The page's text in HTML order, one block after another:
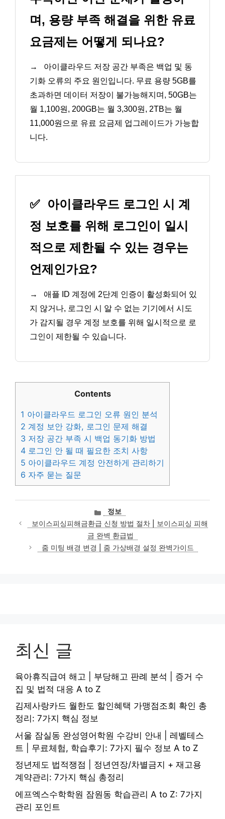
며, 용량 부족 해결을 위한 유료
요금제는 어떻게 되나요?
→
아이클라우드 저장 공간 부족은 백업 및 동
기화 오류의 주요 원인입니다. 무료 용량 5GB를
초과하면 데이터 저장이 불가능해지며, 50GB는
월 1,100원, 200GB는 월 3,300원, 2TB는 월
11,000원으로 유료 요금제 업그레이드가 가능합
니다.
✅
아이클라우드 로그인 시 계
정 보호를 위해 로그인이 일시
적으로 제한될 수 있는 경우는
언제인가요?
→
애플 ID 계정에 2단계 인증이 활성화되어 있
지 않거나, 로그인 시 알 수 없는 기기에서 시도
가 감지될 경우 계정 보호를 위해 일시적으로 로
그인이 제한될 수 있습니다.
Contents
1 아이클라우드 로그인 오류 원인 분석
2 계정 보안 강화, 로그인 문제 해결
3 저장 공간 부족 시 백업 동기화 방법
4 로그인 안 될 때 필요한 조치 사항
5 아이클라우드 계정 안전하게 관리하기
6 자주 묻는 질문
카
테
고
리
정보
보이스피싱피해금환급 신청 방법 절차 | 보이스피싱 피해
금 완벽 환급법
줌 미팅 배경 변경 | 줌 가상배경 설정 완벽가이드
최신 글
육아휴직급여 해고 | 부당해고 판례 분석 | 증거 수
집 및 법적 대응 A to Z
김제사랑카드 월한도 할인혜택 가맹점조회 확인 총
정리: 7가지 핵심 정보
서울 잠실동 완성영어학원 수강비 안내 | 레벨테스
트 | 무료체험, 학습후기: 7가지 필수 정보 A to Z
정년제도 법적쟁점 | 정년연장/차별금지 + 재고용
계약관리: 7가지 핵심 총정리
에프엑스수학학원 잠원동 학습관리 A to Z: 7가지
관리 포인트